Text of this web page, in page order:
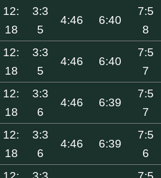
12:
18
3:3
5
4:46 6:40
7:5
8
12:
18
3:3
5
4:46 6:40
7:5
7
12:
18
3:3
6
4:46 6:39
7:5
7
12:
18
3:3
6
4:46 6:39
7:5
6